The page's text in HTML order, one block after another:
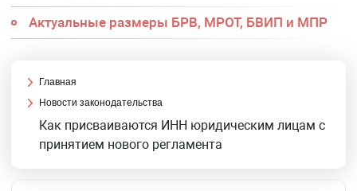
Актуальные размеры БРВ, МРОТ, БВИП и МПР
Главная
Новости законодательства
Как присваиваются ИНН юридическим лицам с
принятием нового регламента